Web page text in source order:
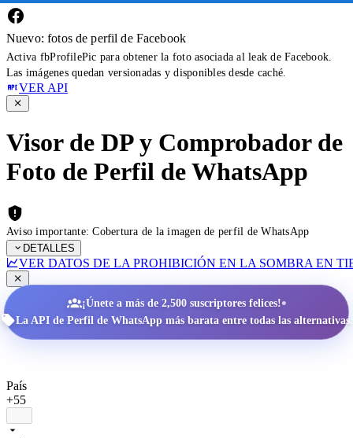
Nuevo: fotos de perfil de Facebook
Activa fbProfilePic para obtener la foto asociada al leak de Facebook.
Las imágenes quedan versionadas y disponibles desde caché.
VER API
Visor de DP y Comprobador de
Foto de Perfil de WhatsApp
Aviso importante: Cobertura de la imagen de perfil de WhatsApp
DETALLES
VER DATOS DE LA PROHIBICIÓN EN LA SOMBRA EN
¡Únete a más de 2,500 suscriptores felices!•
La API de Perfil de WhatsApp más barata entre todas las alternativas.
País
+55